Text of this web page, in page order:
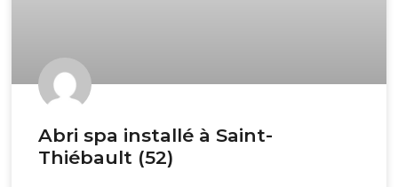
Abri spa installé à Saint-
Thiébault (52)